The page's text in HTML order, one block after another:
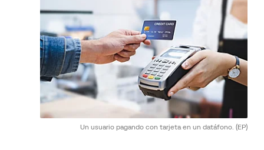
Un usuario pagando con tarjeta en un datáfono. (EP)